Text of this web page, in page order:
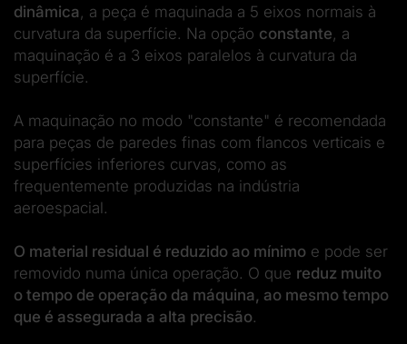
dinâmica , a peça é maquinada a 5 eixos normais à
curvatura da superfície. Na opção constante, a
maquinação é a 3 eixos paralelos à curvatura da
superfície.
A maquinação no modo "constante" é recomendada
para peças de paredes finas com flancos verticais e
superfícies inferiores curvas, como as
frequentemente produzidas na indústria
aeroespacial.
O material residual é reduzido ao mínimo e pode ser
removido numa única operação. O que reduz muito
o tempo de operação da máquina, ao mesmo tempo
que é assegurada a alta precisão.